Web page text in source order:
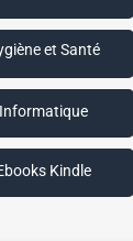
et Santé
Kindle